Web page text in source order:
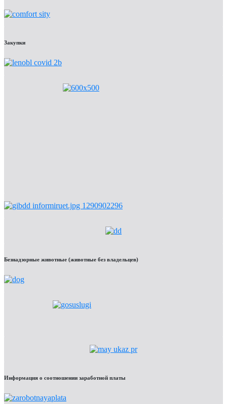
Закупки
Безнадзорные животные (животные без владельцев)
Информация о соотношении заработной платы